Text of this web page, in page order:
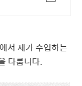
서 제가 수업하는
다룹니다.